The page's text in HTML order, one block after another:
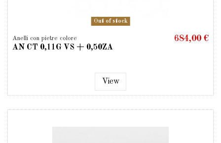
Out of stock
Anelli con pietre colore
AN CT 0,11G VS + 0,50ZA
684,00 €
View